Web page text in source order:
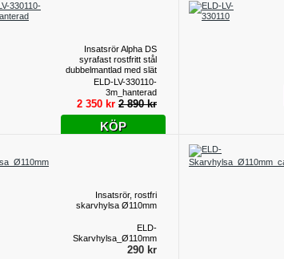
Insatsrör Alpha DS
syrafast rostfritt stål
dubbelmantlad med slät
insida inv.110mm
utv.118mm - Längd 3
meter, hanterad
ELD-LV-330110-
3m_hanterad
2 350 kr 2 890 kr
KÖP
Insatsrör, rostfri
skarvhylsa Ø110mm
ELD-
Skarvhylsa_Ø110mm
290 kr